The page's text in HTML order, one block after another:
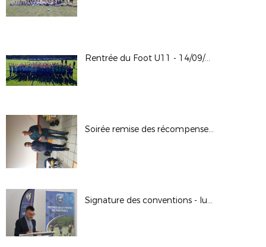
Rentrée du Foot U11 - 14/09/2024
Soirée remise des récompenses 13-09-2024 à Bonnes
Signature des conventions - lutte contre les violences dans les stades // 02.09.2024 à Poitiers